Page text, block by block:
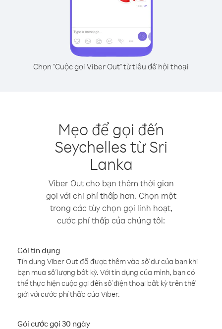
Chọn "Cuộc gọi Viber Out" từ tiêu đề hội thoại
Mẹo để gọi đến
Seychelles từ Sri
Lanka
Viber Out cho bạn thêm thời gian
gọi với chi phí thấp hơn. Chọn một
trong các tùy chọn gọi linh hoạt,
cước phí thấp của chúng tôi:
Gói tín dụng
Tín dụng Viber Out đã được thêm vào số dư của bạn khi
bạn mua số lượng bất kỳ. Với tín dụng của mình, bạn có
thể thực hiện cuộc gọi đến số điện thoại bất kỳ trên thế
giới với cước phí thấp của Viber.
Gói cước gọi 30 ngày